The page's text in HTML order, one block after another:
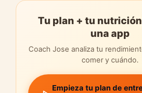
Tu plan + tu
una app
Coach Jose analiza tu
comer y cuándo.
Empieza tu plan de